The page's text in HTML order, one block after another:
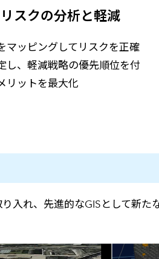
リスクの分析と軽減
マッピングしてリスクを正確
し、軽減戦略の優先順位を付
リットを最大化
れ、先進的なGISとして新た